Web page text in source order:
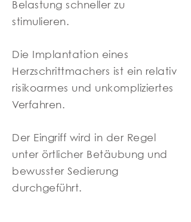
Belastung schneller zu
stimulieren.
Die Implantation eines
Herzschrittmachers ist ein relativ
risikoarmes und unkompliziertes
Verfahren.
Der Eingriff wird in der Regel
unter örtlicher Betäubung und
bewusster Sedierung
durchgeführt.